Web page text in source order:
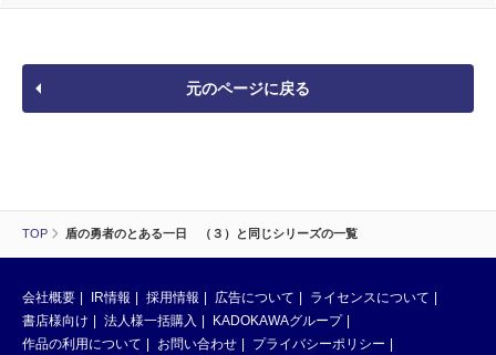
TOP 盾の勇者のとある一日 （３）と同じシリーズの一覧
元のページに戻る
会社概要 IR情報 採用情報 広告について
ライセンスについて
書店様向け
法人様一括購入
KADOKAWAグループ
作品の利用について
お問い合わせ プライバシーポリシー